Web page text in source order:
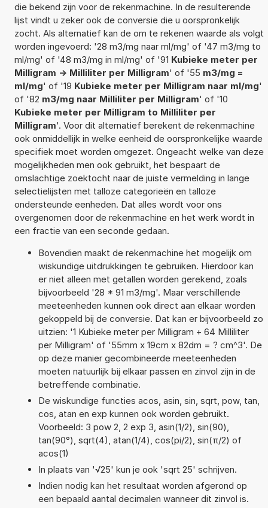
die bekend zijn voor de rekenmachine. In de resulterende
lijst vindt u zeker ook de conversie die u oorspronkelijk
zocht. Als alternatief kan de om te rekenen waarde als volgt
worden ingevoerd: '28 m3/mg naar ml/mg' of '47 m3/mg to
ml/mg' of '48 m3/mg in ml/mg' of '91 Kubieke meter per
Milligram -> Milliliter per Milligram' of '55 m3/mg =
ml/mg' of '19 Kubieke meter per Milligram naar ml/mg'
of '82 m3/mg naar Milliliter per Milligram' of '10
Kubieke meter per Milligram to Milliliter per
Milligram'. Voor dit alternatief berekent de rekenmachine
ook onmiddellijk in welke eenheid de oorspronkelijke waarde
specifiek moet worden omgezet. Ongeacht welke van deze
mogelijkheden men ook gebruikt, het bespaart de
omslachtige zoektocht naar de juiste vermelding in lange
selectielijsten met talloze categorieën en talloze
ondersteunde eenheden. Dat alles wordt voor ons
overgenomen door de rekenmachine en het werk wordt in
een fractie van een seconde gedaan.
Bovendien maakt de rekenmachine het mogelijk om
wiskundige uitdrukkingen te gebruiken. Hierdoor kan
er niet alleen met getallen worden gerekend, zoals
bijvoorbeeld '28 * 91 m3/mg'. Maar verschillende
meeteenheden kunnen ook direct aan elkaar worden
gekoppeld bij de conversie. Dat kan er bijvoorbeeld zo
uitzien: '1 Kubieke meter per Milligram + 64 Milliliter
per Milligram' of '55mm x 19cm x 82dm = ? cm^3'. De
op deze manier gecombineerde meeteenheden
moeten natuurlijk bij elkaar passen en zinvol zijn in de
betreffende combinatie.
De wiskundige functies acos, asin, sin, sqrt, pow, tan,
cos, atan en exp kunnen ook worden gebruikt.
Voorbeeld: 3 pow 2, 2 exp 3, asin(1/2), sin(90),
tan(90°), sqrt(4), atan(1/4), cos(pi/2), sin(π/2) of
acos(1)
In plaats van '√25' kun je ook 'sqrt 25' schrijven.
Indien nodig kan het resultaat worden afgerond op
een bepaald aantal decimalen wanneer dit zinvol is.